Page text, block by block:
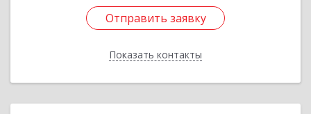
Отправить заявку
Показать контакты
Отправить заявку
Назад